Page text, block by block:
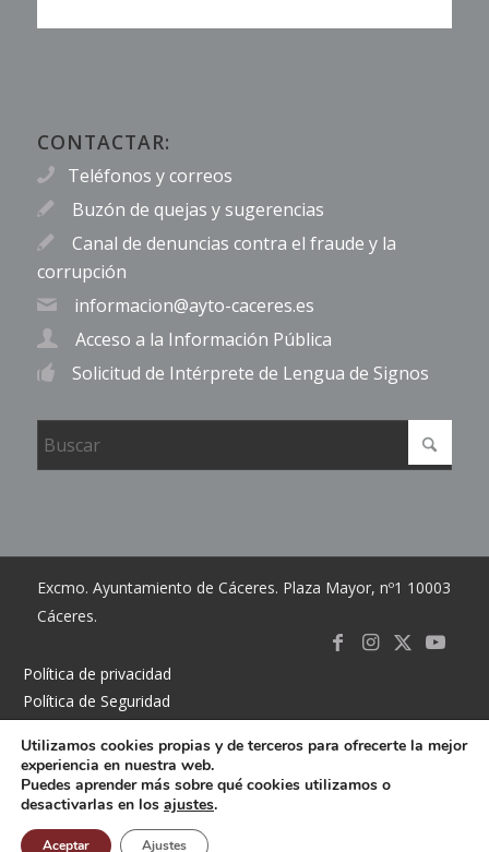
CONTACTAR:
Teléfonos y correos
Buzón de quejas y sugerencias
Canal de denuncias contra el fraude y la
corrupción
informacion@ayto-caceres.es
Acceso a la Información Pública
Solicitud de Intérprete de Lengua de Signos
Excmo. Ayuntamiento de Cáceres. Plaza Mayor, nº1 10003
Cáceres.
Política de privacidad
Política de Seguridad
Accesibilidad
Mapa del sitio
Contacto
Buzón
Utilizamos cookies propias y de terceros para ofrecerte la mejor
experiencia en nuestra web.
Puedes aprender más sobre qué cookies utilizamos o
desactivarlas en los ajustes.
Aceptar Ajustes